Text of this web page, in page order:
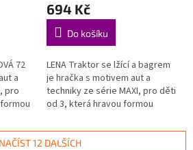
72
a
pro
694 Kč
Do košíku
LENA Traktor se lžící a bagrem
je hračka s motivem aut a
techniky ze série MAXI, pro děti
od 3, která hravou formou
hraní a rozvoji důležitých...
NAČÍST 12 DALŠÍCH